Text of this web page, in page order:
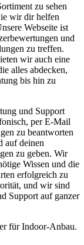
zu sehen
wir dir helfen
Webseite ist
und
zu treffen.
wir auch eine
alles abdecken,
bis hin zu
und Support
per E-Mail
zu beantworten
auf deinen
zu geben. Wir
Wissen und die
erfolgreich zu
und wir sind
Support auf ganzer
für Indoor-Anbau.